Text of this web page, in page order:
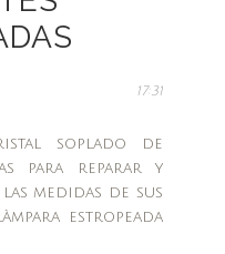
17:31
soplado de
para reparar y
medidas de sus
estropeada